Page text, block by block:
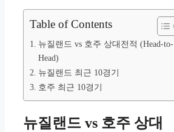
Table of Contents
뉴질랜드 vs 호주 상대전적 (Head-to-
Head)
뉴질랜드 최근 10경기
호주 최근 10경기
뉴질랜드 vs 호주 상대